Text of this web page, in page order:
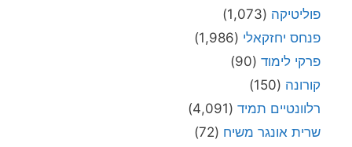
פוליטיקה (1,073)
פנחס יחזקאלי (1,986)
פרקי לימוד (90)
קורונה (150)
רלוונטיים תמיד (4,091)
שרית אונגר משיח (72)